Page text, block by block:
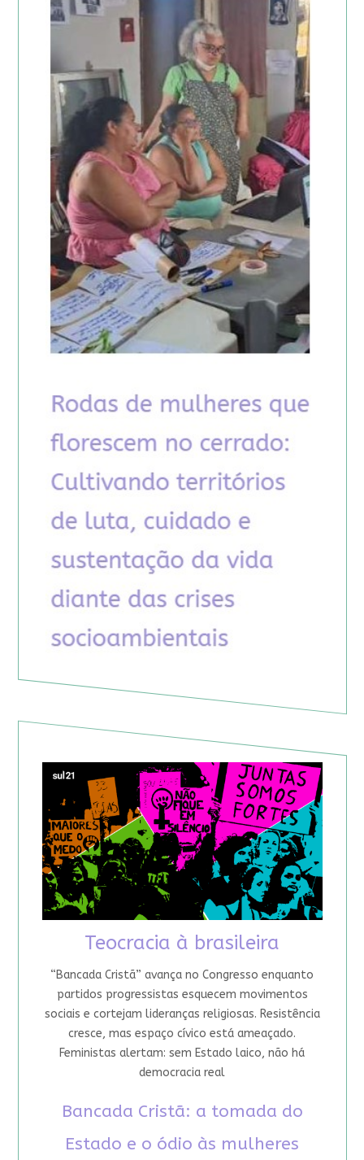
Teocracia à brasileira
“Bancada Cristã” avança no Congresso enquanto
partidos progressistas esquecem movimentos
sociais e cortejam lideranças religiosas. Resistência
cresce, mas espaço cívico está ameaçado.
Feministas alertam: sem Estado laico, não há
democracia real
Bancada Cristã: a tomada do
Estado e o ódio às mulheres